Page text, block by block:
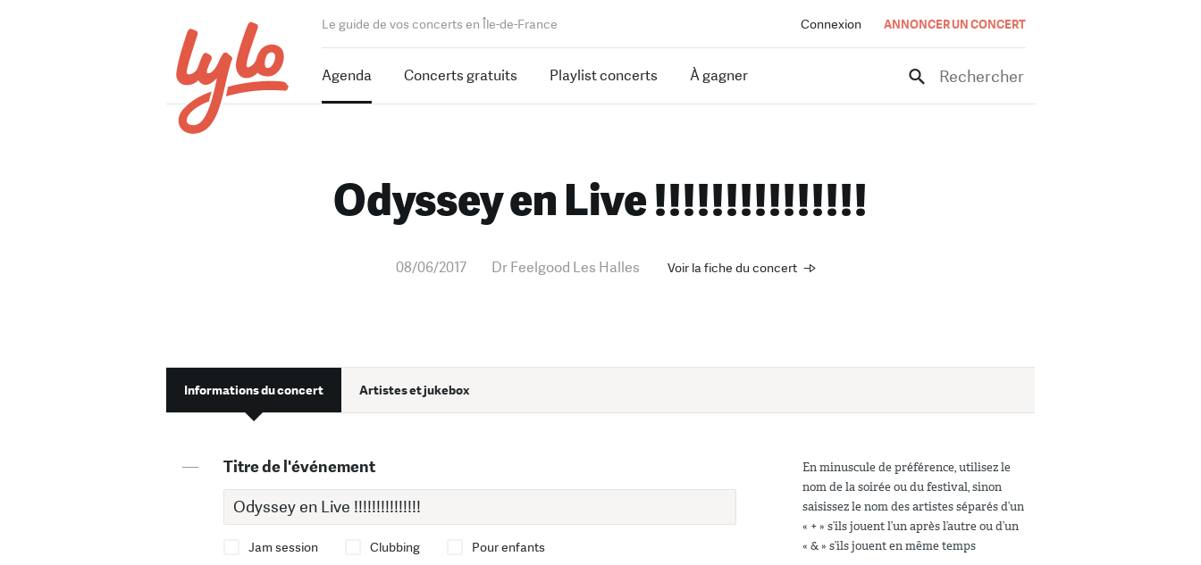
Connexion ANNONCER UN CONCERT
Le guide de vos concerts en Île-de-France
Agenda Concerts gratuits Playlist concerts À gagner Rechercher
Odyssey en Live !!!!!!!!!!!!!!!
08/06/2017 Dr Feelgood Les Halles Voir la fiche du concert
Informations du concert Artistes et jukebox
— Titre de l'événement
Jam session Clubbing Pour enfants
En minuscule de préférence, utilisez le
nom de la soirée ou du festival, sinon
saisissez le nom des artistes séparés d’un
« + » s’ils jouent l’un après l’autre ou d’un
« & » s’ils jouent en même temps